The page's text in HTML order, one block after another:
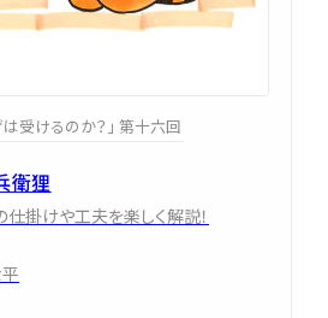
受けるのか？」 第十六回
衛狸
掛けや工夫を楽しく解説！